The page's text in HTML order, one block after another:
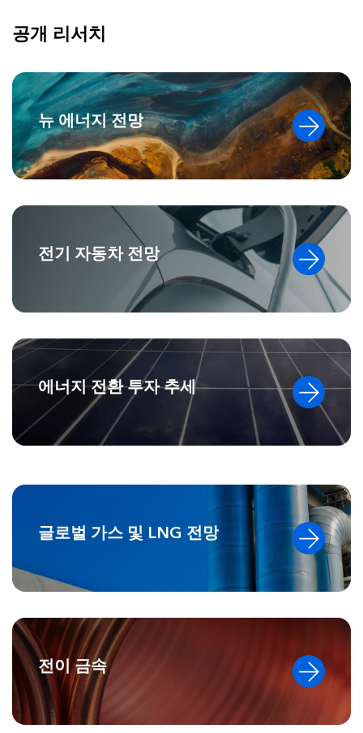
공개 리서치
뉴 에너지 전망
전기 자동차 전망
에너지 전환 투자 추세
글로벌 가스 및 LNG 전망
전이 금속